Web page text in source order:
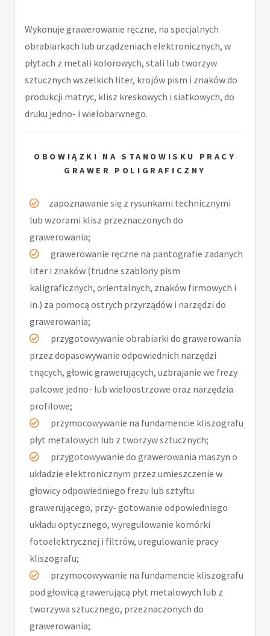
Wykonuje grawerowanie ręczne, na specjalnych
obrabiarkach lub urządzeniach elektronicznych, w
płytach z metali kolorowych, stali lub tworzyw
sztucznych wszelkich liter, krojów pism i znaków do
produkcji matryc, klisz kreskowych i siatkowych, do
druku jedno- i wielobarwnego.
OBOWIĄZKI NA STANOWISKU PRACY
GRAWER POLIGRAFICZNY
zapoznawanie się z rysunkami technicznymi
lub wzorami klisz przeznaczonych do
grawerowania;
grawerowanie ręczne na pantografie zadanych
liter i znaków (trudne szablony pism
kaligraficznych, orientalnych, znaków firmowych i
in.) za pomocą ostrych przyrządów i narzędzi do
grawerowania;
przygotowywanie obrabiarki do grawerowania
przez dopasowywanie odpowiednich narzędzi
tnących, głowic grawerujących, uzbrajanie we frezy
palcowe jedno- lub wieloostrzowe oraz narzędzia
profilowe;
przymocowywanie na fundamencie kliszografu
płyt metalowych lub z tworzyw sztucznych;
przygotowywanie do grawerowania maszyn o
układzie elektronicznym przez umieszczenie w
głowicy odpowiedniego frezu lub sztyftu
grawerującego, przy- gotowanie odpowiedniego
układu optycznego, wyregulowanie komórki
fotoelektrycznej i filtrów, uregulowanie pracy
kliszografu;
przymocowywanie na fundamencie kliszografu
pod głowicą grawerującą płyt metalowych lub z
tworzywa sztucznego, przeznaczonych do
grawerowania;